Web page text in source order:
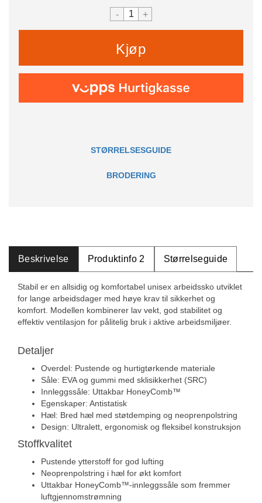
- +
Kjøp
STØRRELSESGUIDE
BRODERING
Beskrivelse Produktinfo 2 Størrelseguide
Stabil er en allsidig og komfortabel unisex arbeidssko utviklet
for lange arbeidsdager med høye krav til sikkerhet og
komfort. Modellen kombinerer lav vekt, god stabilitet og
effektiv ventilasjon for pålitelig bruk i aktive arbeidsmiljøer.
Detaljer
Overdel: Pustende og hurtigtørkende materiale
Såle: EVA og gummi med sklisikkerhet (SRC)
Innleggssåle: Uttakbar HoneyComb™
Egenskaper: Antistatisk
Hæl: Bred hæl med støtdemping og neoprenpolstring
Design: Ultralett, ergonomisk og fleksibel konstruksjon
Stoffkvalitet
Pustende ytterstoff for god lufting
Neoprenpolstring i hæl for økt komfort
Uttakbar HoneyComb™-innleggssåle som fremmer
luftgjennomstrømning